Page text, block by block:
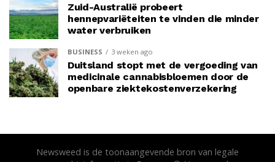
Zuid-Australië probeert
hennepvariëteiten te vinden die minder
water verbruiken
BUSINESS 3 weken ago
Duitsland stopt met de vergoeding van
medicinale cannabisbloemen door de
openbare ziektekostenverzekering
Newsweed is de toonaangevende bron van legale